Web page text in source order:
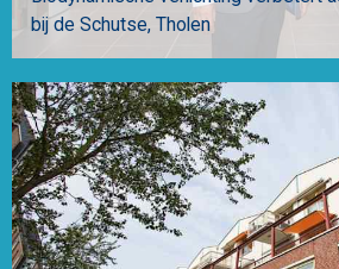
bij de Schutse Tholen